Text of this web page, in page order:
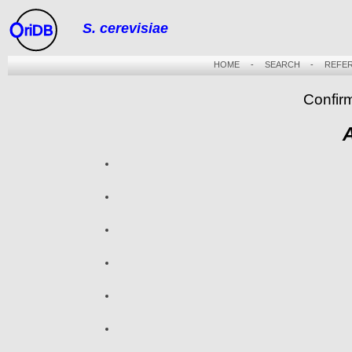
riDB S. cerevisiae
HOME- SEARCH -